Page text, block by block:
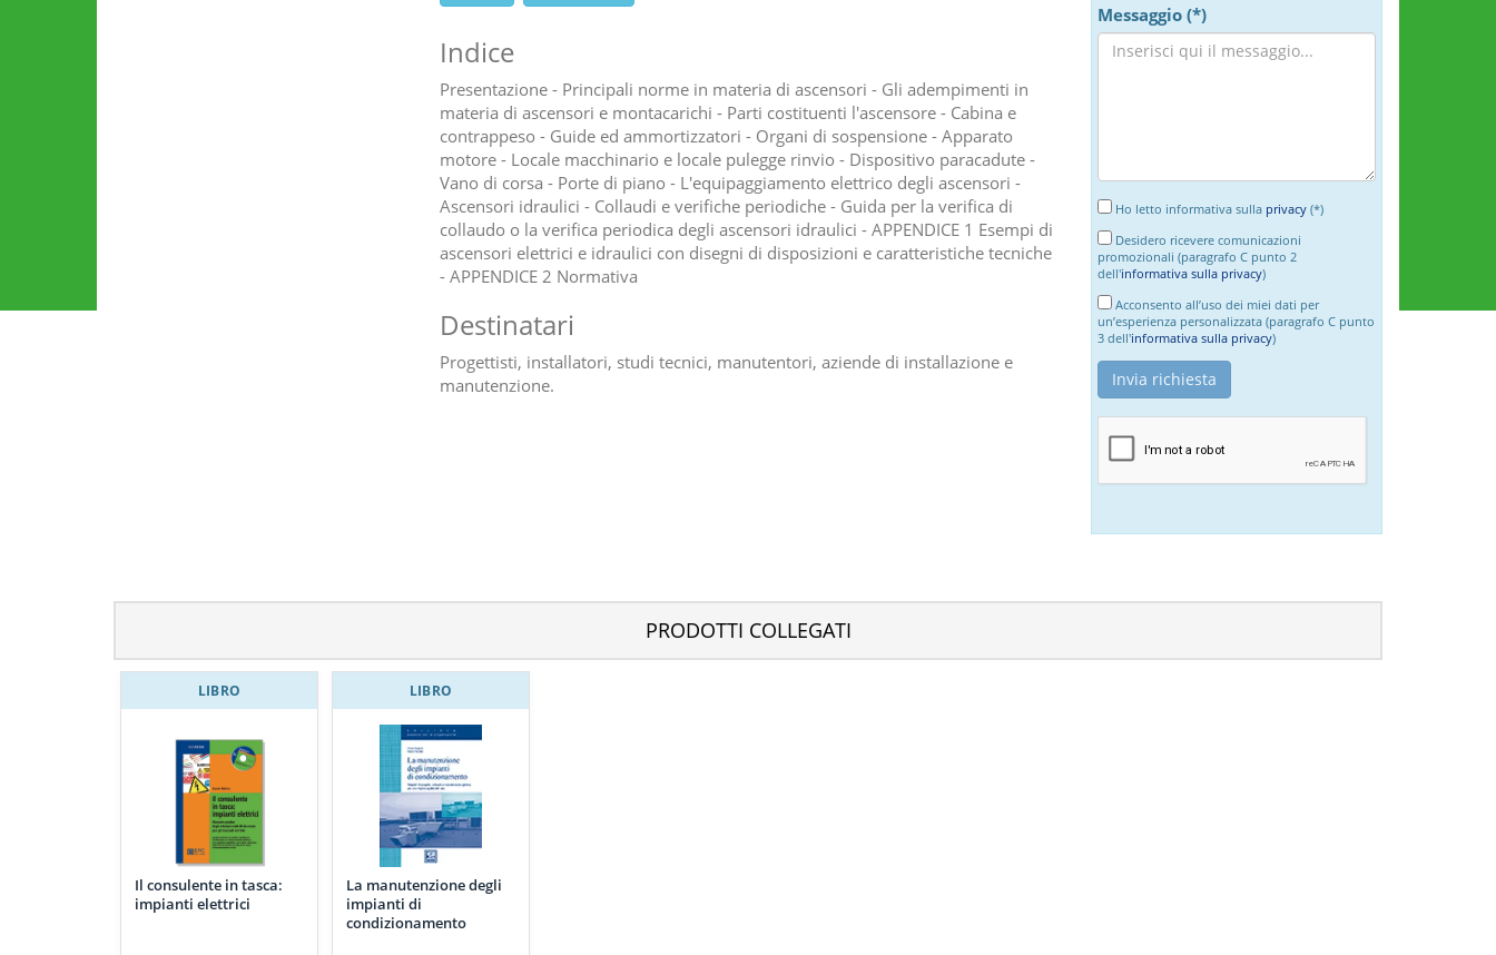
Indice
Presentazione - Principali norme in materia di ascensori - Gli adempimenti in
materia di ascensori e montacarichi - Parti costituenti l'ascensore - Cabina e
contrappeso - Guide ed ammortizzatori - Organi di sospensione - Apparato
motore - Locale macchinario e locale pulegge rinvio - Dispositivo paracadute -
Vano di corsa - Porte di piano - L'equipaggiamento elettrico degli ascensori -
Ascensori idraulici - Collaudi e verifiche periodiche - Guida per la verifica di
collaudo o la verifica periodica degli ascensori idraulici - APPENDICE 1 Esempi di
ascensori elettrici e idraulici con disegni di disposizioni e caratteristiche tecniche
- APPENDICE 2 Normativa
Destinatari
Progettisti, installatori, studi tecnici, manutentori, aziende di installazione e
manutenzione.
Messaggio (*)
Ho letto informativa sulla privacy(*)
Desidero ricevere comunicazioni
promozionali (paragrafo C punto 2
dell'informativa sulla privacy)
Acconsento all’uso dei miei dati per
un’esperienza personalizzata (paragrafo C punto
3 dell'informativa sulla privacy)
PRODOTTI COLLEGATI
LIBRO
Il consulente in tasca:
impianti elettrici
LIBRO
La manutenzione degli
impianti di
condizionamento